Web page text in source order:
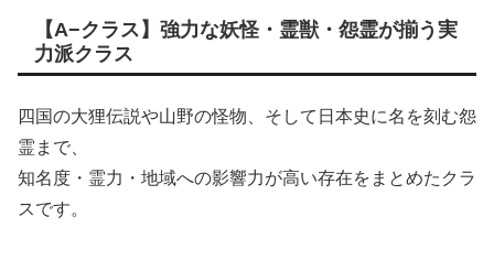
【A−クラス】強力な妖怪・霊獣・怨霊が揃う実
力派クラス
四国の大狸伝説や山野の怪物、そして日本史に名を刻む怨
霊まで、
知名度・霊力・地域への影響力が高い存在をまとめたクラ
スです。